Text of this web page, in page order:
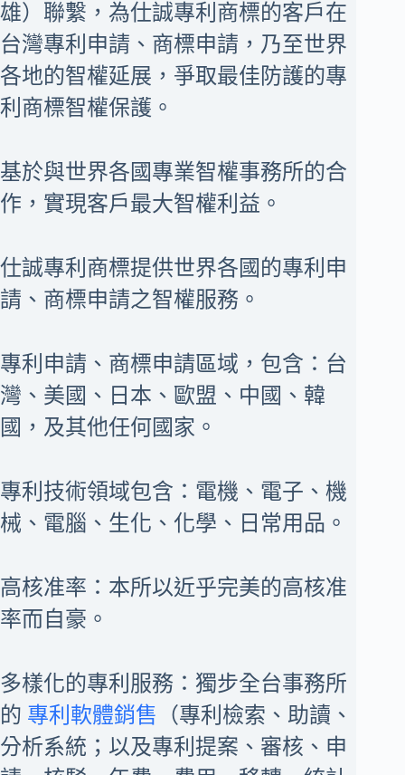
雄）聯繫，為仕誠專利商標的客戶在
台灣專利申請、商標申請，乃至世界
各地的智權延展，爭取最佳防護的專
利商標智權保護。
基於與世界各國專業智權事務所的合
作，實現客戶最大智權利益。
仕誠專利商標提供世界各國的專利申
請、商標申請之智權服務。
專利申請、商標申請區域，包含：台
灣、美國、日本、歐盟、中國、韓
國，及其他任何國家。
專利技術領域包含：電機、電子、機
械、電腦、生化、化學、日常用品。
高核准率：本所以近乎完美的高核准
率而自豪。
多樣化的專利服務：獨步全台事務所
的 專利軟體銷售 （專利檢索、助讀、
分析系統；以及專利提案、審核、申